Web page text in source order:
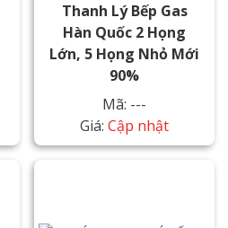
Thanh Lý Bếp Gas
Hàn Quốc 2 Họng
Lớn, 5 Họng Nhỏ Mới
90%
Mã: ---
Giá: Cập nhật